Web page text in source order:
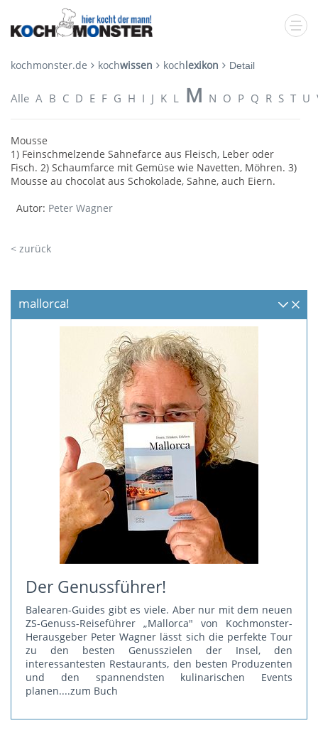
kochmonster.de kochwissen kochlexikon Detail
Alle A B C D E F G H I J K L M N O P Q R S T U
Mousse
1) Feinschmelzende Sahnefarce aus Fleisch, Leber oder
Fisch. 2) Schaumfarce mit Gemüse wie Navetten, Möhren. 3)
Mousse au chocolat aus Schokolade, Sahne, auch Eiern.
Autor: Peter Wagner
< zurück
mallorca!
Der Genussführer!
Balearen-Guides gibt es viele. Aber nur mit dem neuen
ZS-Genuss-Reiseführer „Mallorca" von Kochmonster-
Herausgeber Peter Wagner lässt sich die perfekte Tour
zu den besten Genusszielen der Insel, den
interessantesten Restaurants, den besten Produzenten
und den spannendsten kulinarischen Events
planen....zum Buch